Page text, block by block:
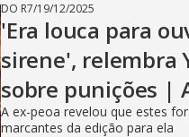
DO R7/19/12/2025
'Era louca para
sirene', relembra
sobre punições |
A ex-peoa revelou que estes
marcantes da edição para ela